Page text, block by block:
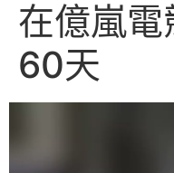
在億嵐電
60天